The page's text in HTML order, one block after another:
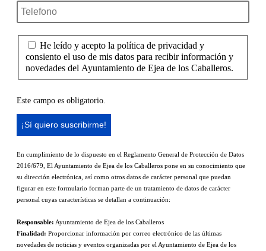
He leído y acepto la política de privacidad y
consiento el uso de mis datos para recibir información y
novedades del Ayuntamiento de Ejea de los Caballeros.
Este campo es obligatorio.
En cumplimiento de lo dispuesto en el Reglamento General de Protección de Datos
2016/679, El Ayuntamiento de Ejea de los Caballeros pone en su conocimiento que
su dirección electrónica, así como otros datos de carácter personal que puedan
figurar en este formulario forman parte de un tratamiento de datos de carácter
personal cuyas características se detallan a continuación:
Responsable: Ayuntamiento de Ejea de los Caballeros
Finalidad: Proporcionar información por correo electrónico de las últimas
novedades de noticias y eventos organizadas por el Ayuntamiento de Ejea de los